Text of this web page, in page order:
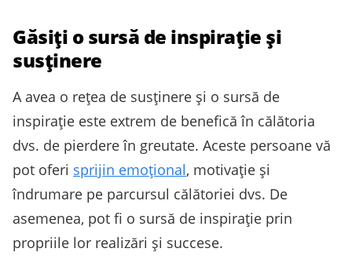
Găsiți o sursă de inspirație și
susținere
A avea o rețea de susținere și o sursă de
inspirație este extrem de benefică în călătoria
dvs. de pierdere în greutate. Aceste persoane vă
pot oferi sprijin emoțional, motivație și
îndrumare pe parcursul călătoriei dvs. De
asemenea, pot fi o sursă de inspirație prin
propriile lor realizări și succese.